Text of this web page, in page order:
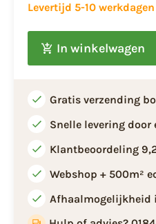
Levertijd 5-10 werkdagen
In winkelwagen
Gratis verzending
Snelle levering door
Klantbeoordeling
Webshop + 500m²
Afhaalmogelijkheid